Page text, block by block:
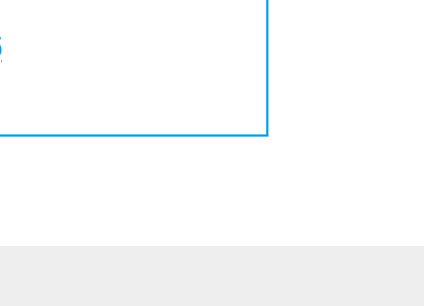
0120-12-3796